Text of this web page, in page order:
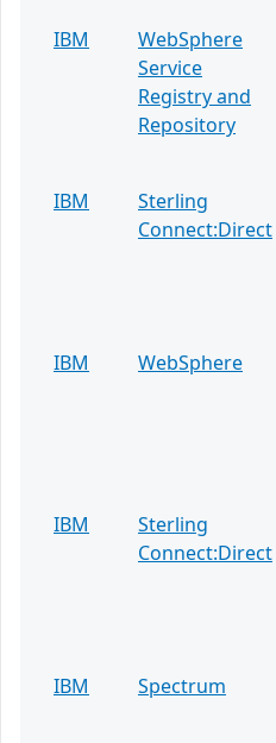
IBM
WebSphere
Service
Registry and
Repository
IBM
Sterling
Connect:Direct
IBM
WebSphere
IBM
Sterling
Connect:Direct
IBM
Spectrum